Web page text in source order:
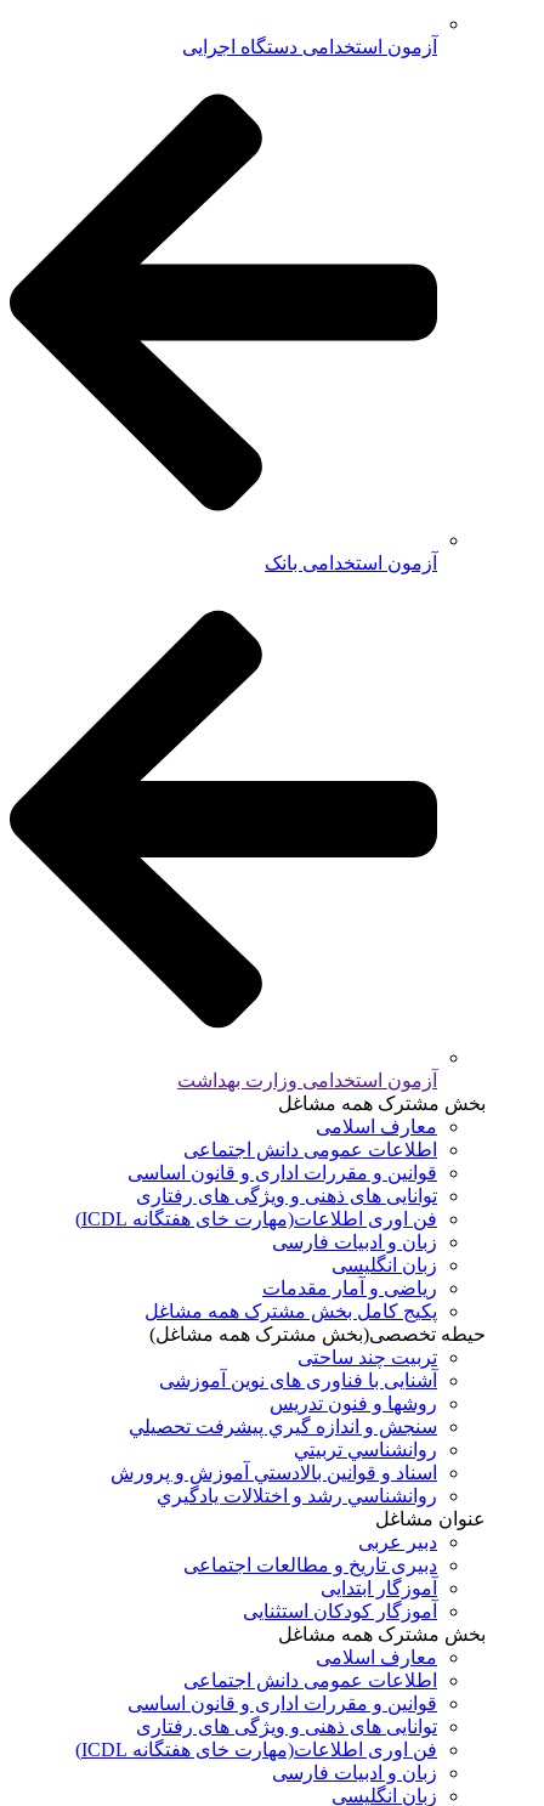
آزمون استخدامی دستگاه اجرایی
آزمون استخدامی بانک
آزمون استخدامی وزارت بهداشت
بخش مشترک همه مشاغل
معارف اسلامی
اطلاعات عمومی دانش اجتماعی
قوانین و مقررات اداری و قانون اساسی
توانایی های ذهنی و ویژگی های رفتاری
فن اوری اطلاعات(مهارت خای هفتگانه ICDL)
زبان و ادبیات فارسی
زبان انگلیسی
ریاضی و آمار مقدمات
پکیج کامل بخش مشترک همه مشاغل
حیطه تخصصی(بخش مشترک همه مشاغل)
تربیت چند ساحتی
آشنایی با فناوری های نوین آموزشی
روشها و فنون تدريس
سنجش و اندازه گيري پيشرفت تحصيلي
روانشناسي تربيتي
اسناد و قوانين بالادستي آموزش و پرورش
روانشناسي رشد و اختلالات يادگيري
عنوان مشاغل
دبير عربی
دبیری تاریخ و مطالعات اجتماعی
آموزگار ابتدایی
آموزگار کودکان استثنایی
بخش مشترک همه مشاغل
معارف اسلامی
اطلاعات عمومی دانش اجتماعی
قوانین و مقررات اداری و قانون اساسی
توانایی های ذهنی و ویژگی های رفتاری
فن اوری اطلاعات(مهارت خای هفتگانه ICDL)
زبان و ادبیات فارسی
زبان انگلیسی